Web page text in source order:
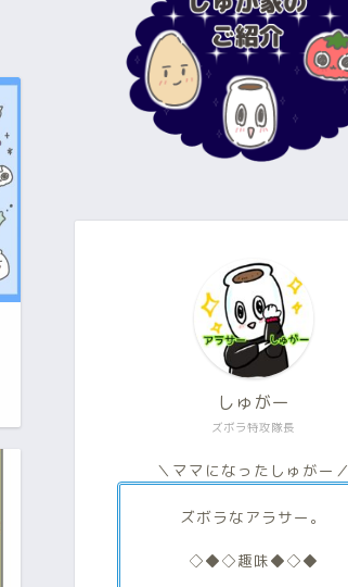
ズボラ特攻隊長
しゅがー
＼ママになったしゅがー／
ズボラなアラサー。
◇◆◇趣味◆◇◆